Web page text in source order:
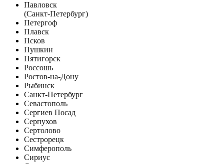
Павловск
(Санкт-Петербург)
Петергоф
Плавск
Псков
Пушкин
Пятигорск
Россошь
Ростов-на-Дону
Рыбинск
Санкт-Петербург
Севастополь
Сергиев Посад
Серпухов
Сертолово
Сестрорецк
Симферополь
Сириус